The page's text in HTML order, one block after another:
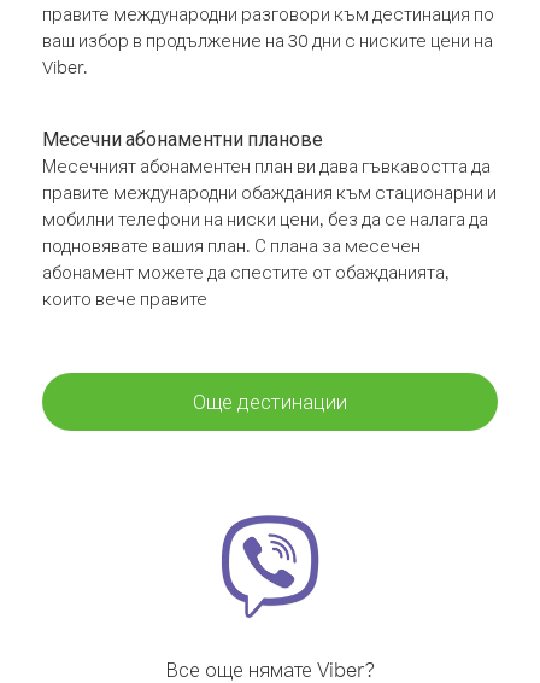
правите международни разговори към дестинация по
ваш избор в продължение на 30 дни с ниските цени на
Viber.
Месечни абонаментни планове
Месечният абонаментен план ви дава гъвкавостта да
правите международни обаждания към стационарни и
мобилни телефони на ниски цени, без да се налага да
подновявате вашия план. С плана за месечен
абонамент можете да спестите от обажданията,
които вече правите
Още дестинации
Все още нямате Viber?